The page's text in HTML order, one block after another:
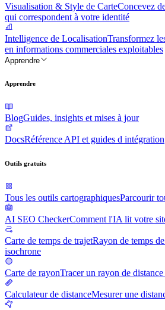
Visualisation & Style de CarteConcevez
qui correspondent à votre identité
Intelligence de LocalisationTransformez
en informations commerciales exploitables
Apprendre
Apprendre
BlogGuides, insights et mises à jour
DocsRéférence API et guides d intégration
Outils gratuits
Tous les outils cartographiquesParcourir
AI SEO CheckerComment l'IA lit votre
Carte de temps de trajetRayon de temps
isochrone
Carte de rayonTracer un rayon de
Calculateur de distanceMesurer une